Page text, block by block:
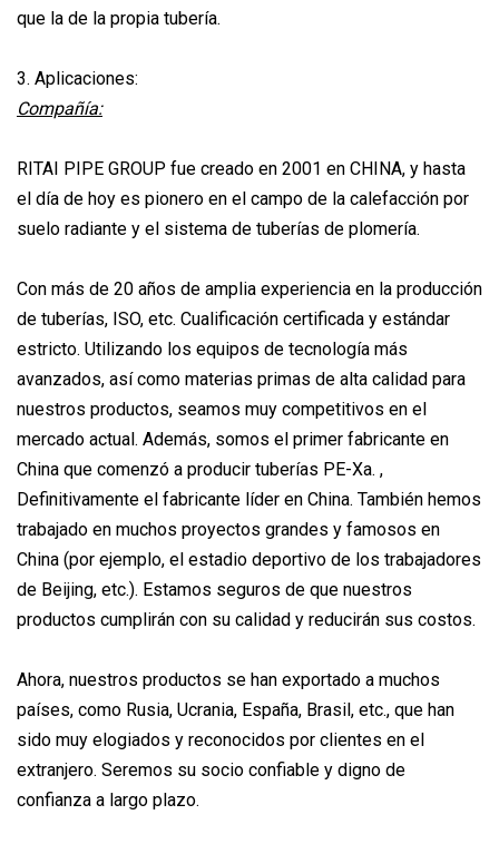
que la de la propia tubería.
3. Aplicaciones:
Compañía:
RITAI PIPE GROUP fue creado en 2001 en CHINA, y hasta
el día de hoy es pionero en el campo de la calefacción por
suelo radiante y el sistema de tuberías de plomería.
Con más de 20 años de amplia experiencia en la producción
de tuberías, ISO, etc. Cualificación certificada y estándar
estricto. Utilizando los equipos de tecnología más
avanzados, así como materias primas de alta calidad para
nuestros productos, seamos muy competitivos en el
mercado actual. Además, somos el primer fabricante en
China que comenzó a producir tuberías PE-Xa. ,
Definitivamente el fabricante líder en China. También hemos
trabajado en muchos proyectos grandes y famosos en
China (por ejemplo, el estadio deportivo de los trabajadores
de Beijing, etc.). Estamos seguros de que nuestros
productos cumplirán con su calidad y reducirán sus costos.
Ahora, nuestros productos se han exportado a muchos
países, como Rusia, Ucrania, España, Brasil, etc., que han
sido muy elogiados y reconocidos por clientes en el
extranjero. Seremos su socio confiable y digno de
confianza a largo plazo.